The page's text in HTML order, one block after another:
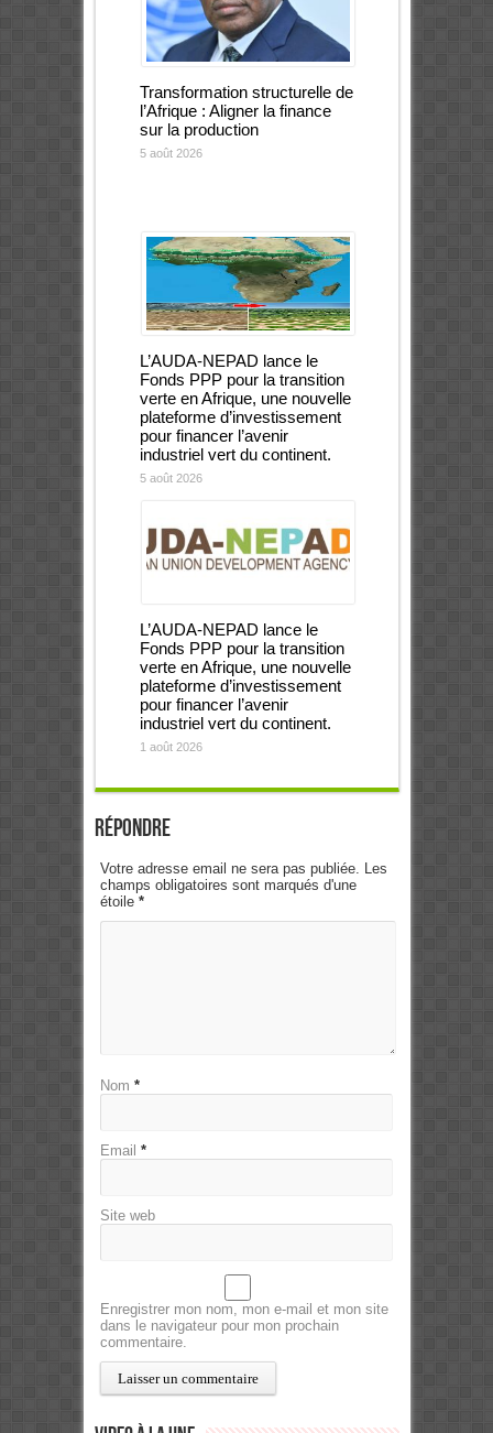
Transformation structurelle de
l’Afrique : Aligner la finance
sur la production
5 août 2026
L’AUDA-NEPAD lance le
Fonds PPP pour la transition
verte en Afrique, une nouvelle
plateforme d’investissement
pour financer l’avenir
industriel vert du continent.
5 août 2026
L’AUDA-NEPAD lance le
Fonds PPP pour la transition
verte en Afrique, une nouvelle
plateforme d’investissement
pour financer l’avenir
industriel vert du continent.
1 août 2026
Répondre
Votre adresse email ne sera pas publiée. Les
champs obligatoires sont marqués d'une
étoile *
Nom *
Email *
Site web
Enregistrer mon nom, mon e-mail et mon site
dans le navigateur pour mon prochain
commentaire.